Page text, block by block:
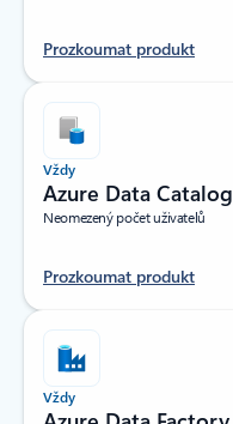
Prozkoumat produkt
Vždy
Azure Data Catalog
Neomezený počet uživatelů
Prozkoumat produkt
Vždy